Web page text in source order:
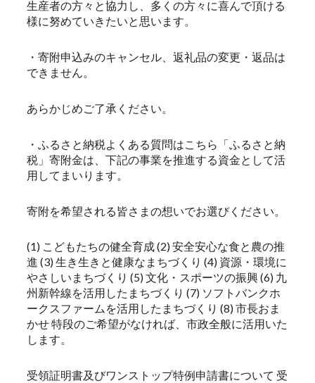
生産者の方々と協力し、多くの方々に喜んで頂ける
様に努めていきたいと思います。
・寄附申込みのキャンセル、返礼品の変更・返品は
できません。
あらかじめご了承ください。
・ふるさと納税よくある質問はこちら「ふるさと納
税」寄附金は、下記の事業を推進する資金として活
用してまいります。
寄附を希望される皆さまの想いでお選びください。
(1) こどもたちの健全育成 (2) 安全安心な食と農の推
進 (3) 生き生きと健康なまちづくり (4) 資源・環境に
やさしいまちづくり (5) 文化・スポーツの振興 (6) 九
州新幹線を活用したまちづくり (7) ソフトバンクホ
ークスファームを活用したまちづくり (8) 市長おま
かせ 特段のご希望がなければ、市政全般に活用いた
します。
受領証明書及びワンストップ特例申請書について 受